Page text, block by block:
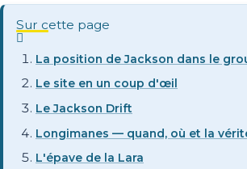
Sur cette page
La position de Jackson dans le
Le site en un coup d'œil
Le Jackson Drift
Longimanes — quand, où et la
L'épave de la Lara